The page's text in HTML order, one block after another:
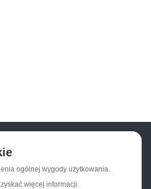
się do newslettera
ogólnej wygody użytkowania.
więcej informacji.